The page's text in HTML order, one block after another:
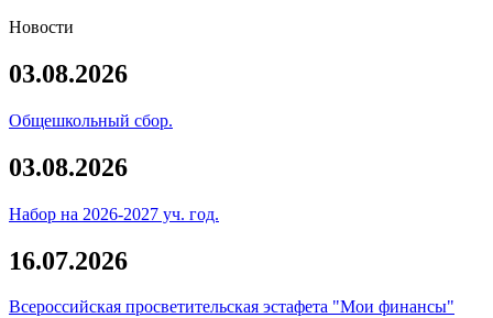
Новости
03.08.2026
Общешкольный сбор.
03.08.2026
Набор на 2026-2027 уч. год.
16.07.2026
Всероссийская просветительская эстафета "Мои финансы"